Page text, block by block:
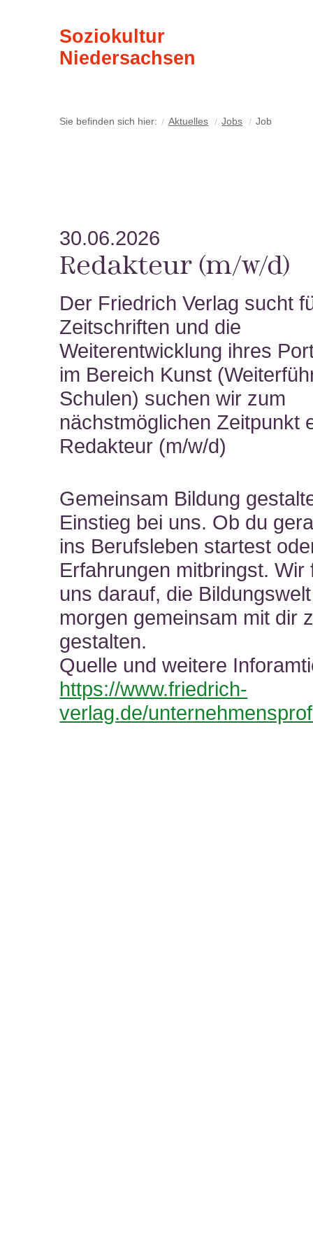
Soziokultur
Niedersachsen
Sie befinden sich hier: Aktuelles Jobs Job
30.06.2026
Redakteur (m/w/d)
Der Friedrich Verlag sucht
Zeitschriften und die
Weiterentwicklung ihres
im Bereich Kunst
Schulen) suchen wir zum
nächstmöglichen Zeitpunkt
Redakteur (m/w/d)
Gemeinsam Bildung
Einstieg bei uns. Ob du
ins Berufsleben startest
Erfahrungen mitbringst. Wir
uns darauf, die
morgen gemeinsam mit dir
gestalten.
Quelle und weitere
https://www.friedrich-
verlag.de/